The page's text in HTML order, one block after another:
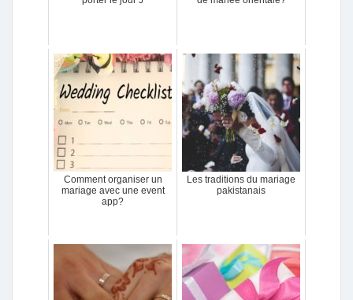
Comment organiser un
mariage avec une event
app?
Les traditions du mariage
pakistanais